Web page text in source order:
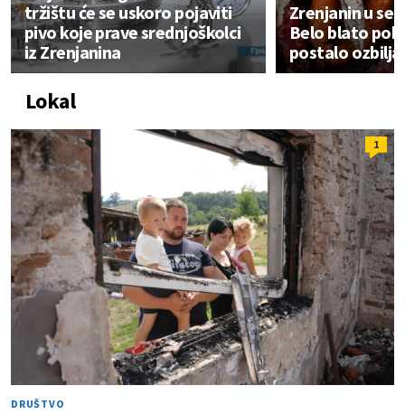
tržištu će se uskoro pojaviti
pivo koje prave srednjoškolci
iz Zrenjanina
Zrenjanin u
Belo blato
postalo
Lokal
1
DRUŠTVO